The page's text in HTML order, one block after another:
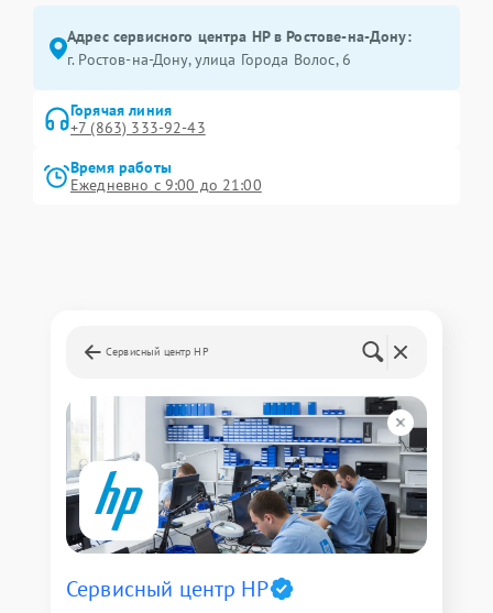
Адрес сервисного центра HP в Ростове-на-Дону:
г. Ростов-на-Дону, улица Города Волос, 6
Горячая линия
+7 (863) 333-92-43
Время работы
Ежедневно с 9:00 до 21:00
Сервисный центр HP
Сервисный центр HP